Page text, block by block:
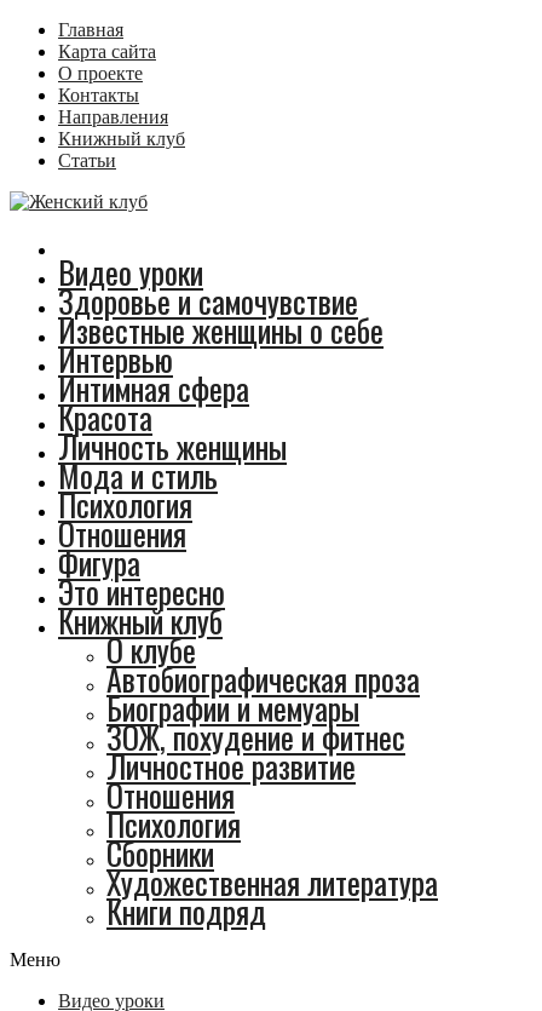
Главная
Карта сайта
О проекте
Контакты
Направления
Книжный клуб
Статьи
Видео уроки
Здоровье и самочувствие
Известные женщины о себе
Интервью
Интимная сфера
Красота
Личность женщины
Мода и стиль
Психология
Отношения
Фигура
Это интересно
Книжный клуб
О клубе
Автобиографическая проза
Биографии и мемуары
ЗОЖ, похудение и фитнес
Личностное развитие
Отношения
Психология
Сборники
Художественная литература
Книги подряд
Меню
Видео уроки